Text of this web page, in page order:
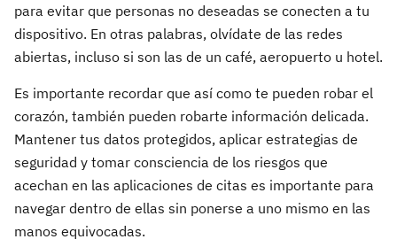
para evitar que personas no deseadas se conecten a tu
dispositivo. En otras palabras, olvídate de las redes
abiertas, incluso si son las de un café, aeropuerto u hotel.
Es importante recordar que así como te pueden robar el
corazón, también pueden robarte información delicada.
Mantener tus datos protegidos, aplicar estrategias de
seguridad y tomar consciencia de los riesgos que
acechan en las aplicaciones de citas es importante para
navegar dentro de ellas sin ponerse a uno mismo en las
manos equivocadas.